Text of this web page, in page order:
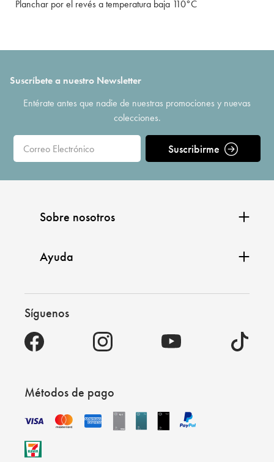
Planchar por el revés a temperatura baja 110°C
Suscríbete a nuestro Newsletter
Entérate antes que nadie de nuestras promociones y nuevas
colecciones.
Suscribirme
Sobre nosotros
Ayuda
Síguenos
Métodos de pago